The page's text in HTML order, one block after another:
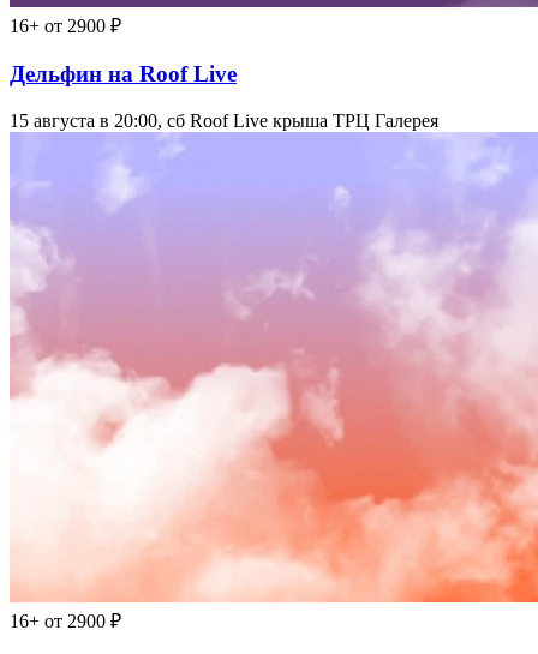
16+ от 2900 ₽
Дельфин на Roof Live
15 августа в 20:00, сб Roof Live крыша ТРЦ Галерея
16+ от 2900 ₽